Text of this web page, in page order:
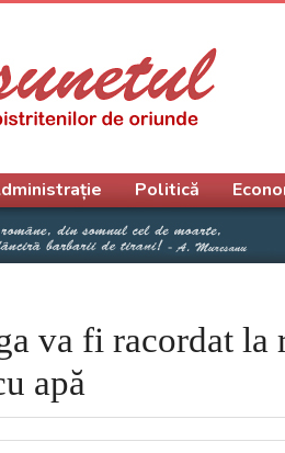
va fi racordat la
apă
Politică